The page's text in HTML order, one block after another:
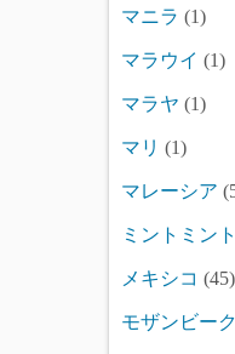
マニラ (1)
マラウイ (1)
マラヤ (1)
マリ (1)
マレーシア
ミントミン
メキシコ (45)
モザンビーク